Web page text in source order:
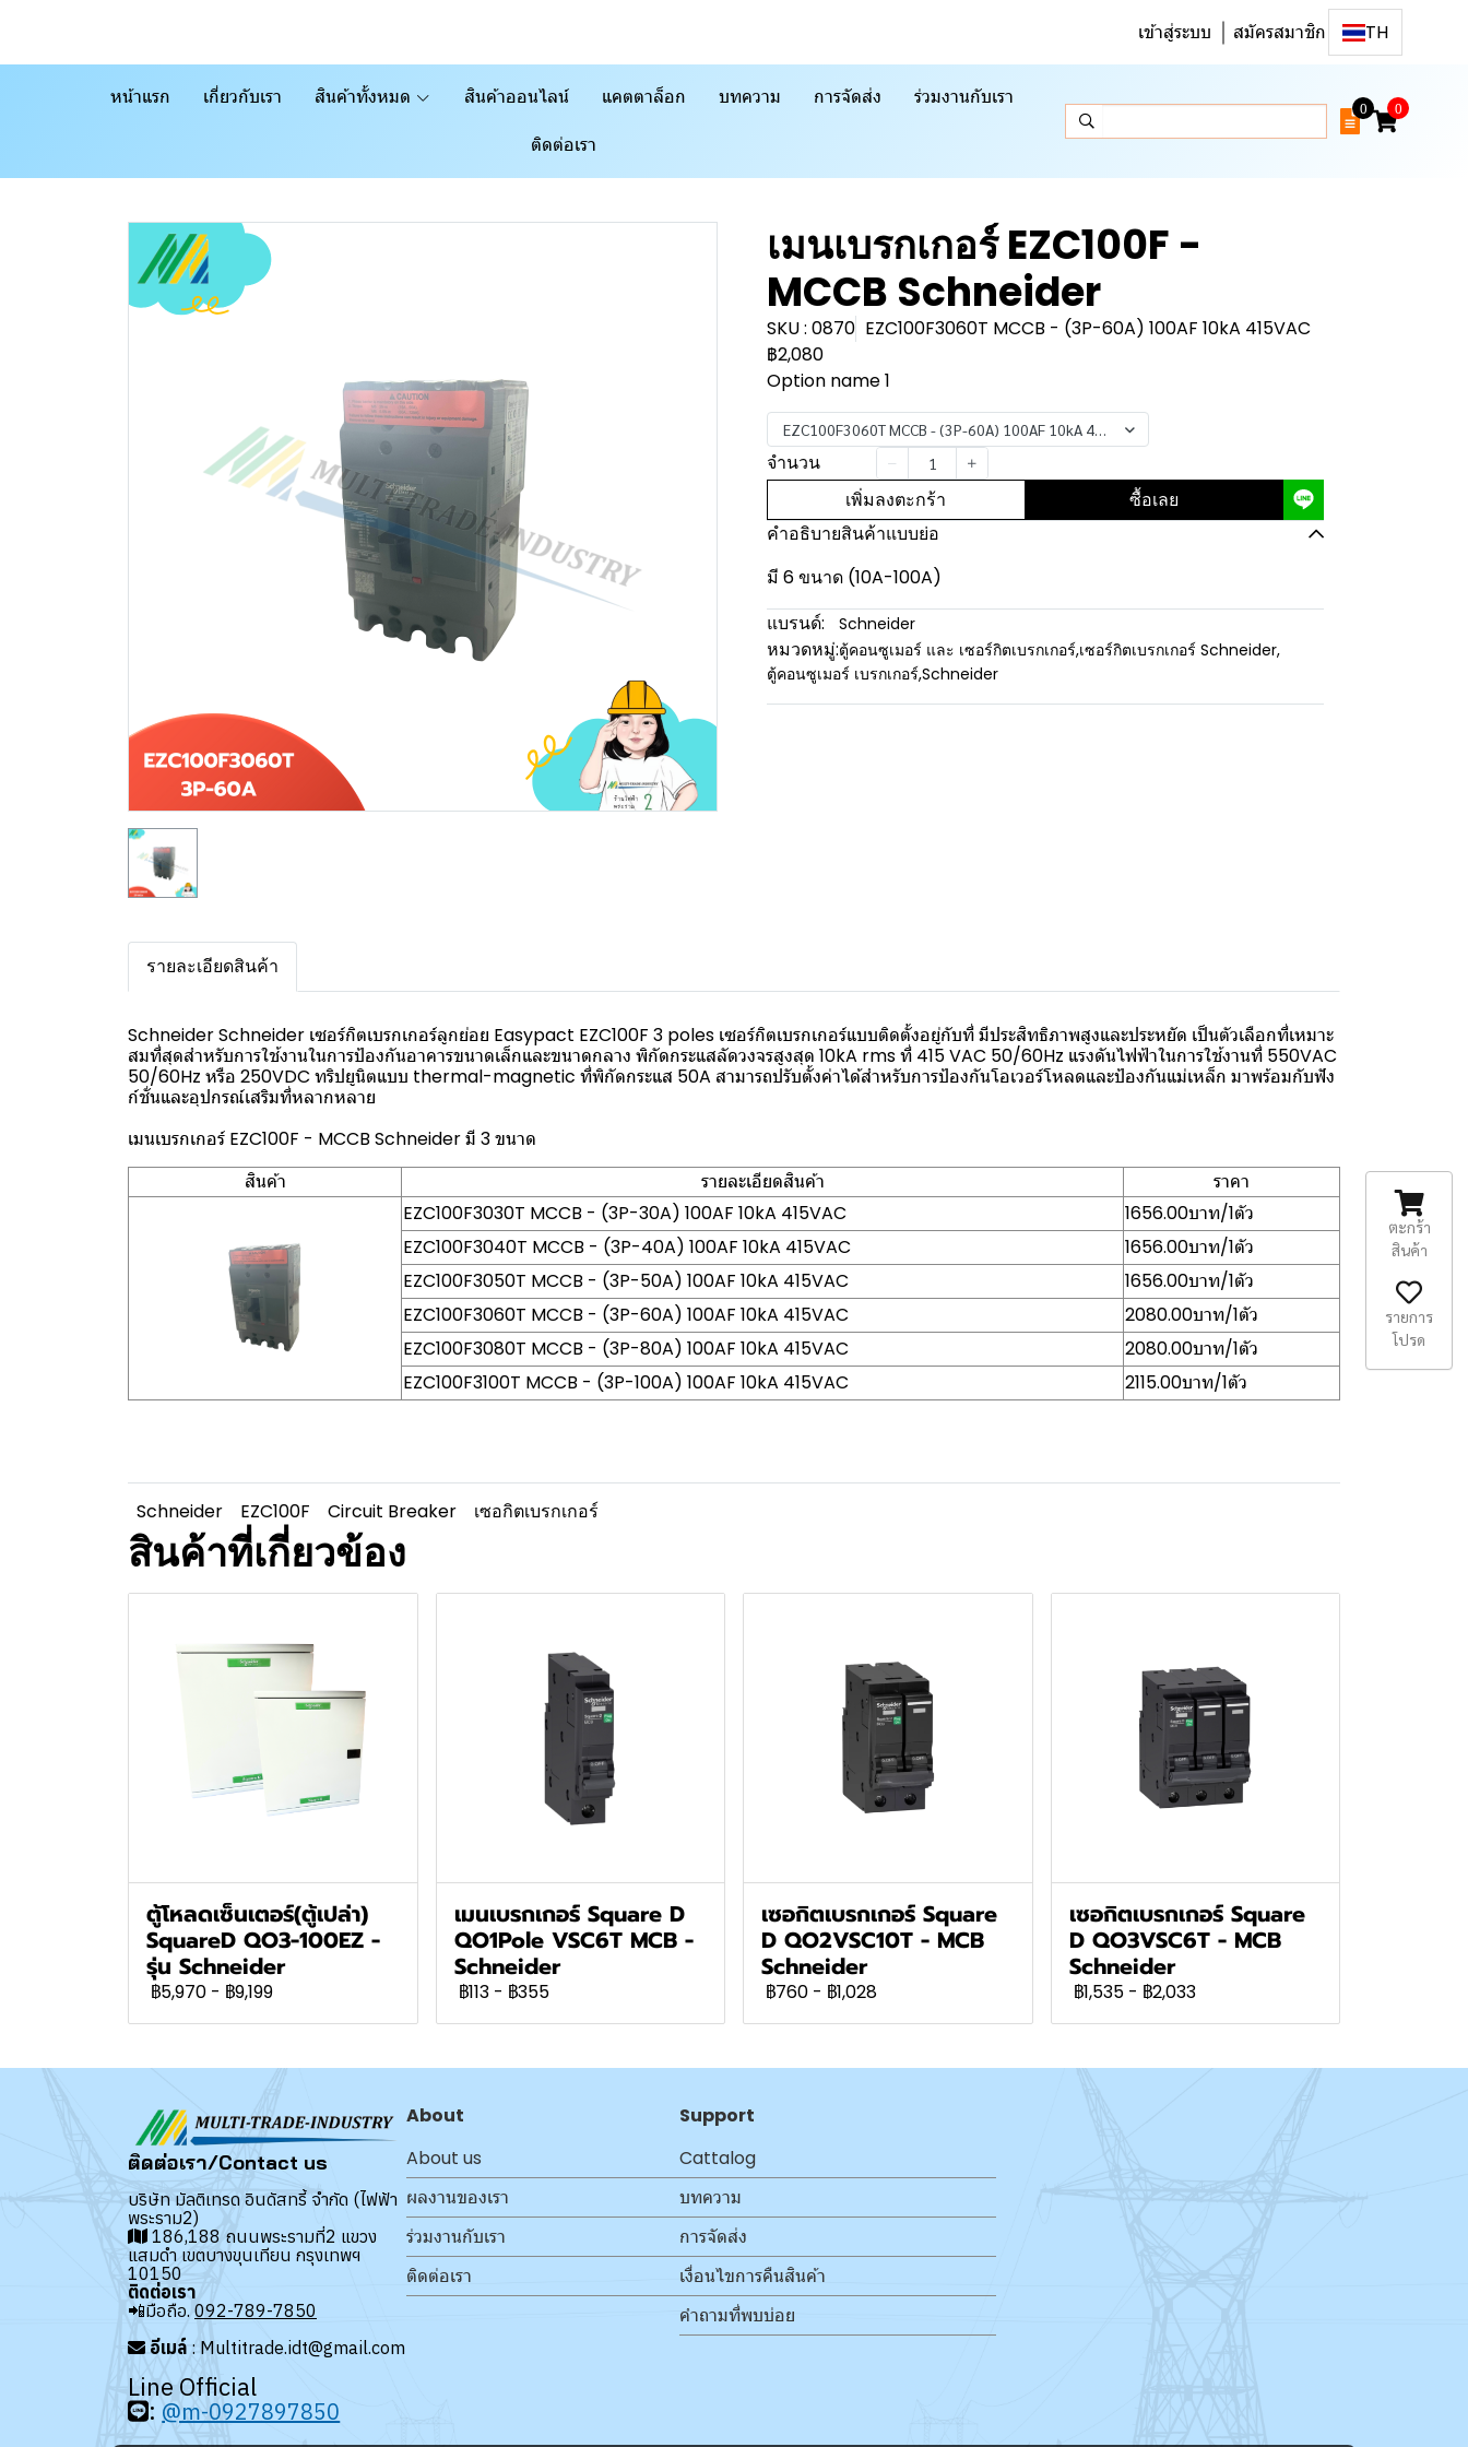
เข้าสู่ระบบ สมัครสมาชิก TH
หน้าแรก เกี่ยวกับเรา สินค้าทั้งหมด สินค้าออนไลน์ แคตตาล็อก บทความ การจัดส่ง ร่วมงานกับเรา
ติดต่อเรา
0 0
เมนเบรกเกอร์ EZC100F -
MCCB Schneider
SKU : 0870 EZC100F3060T MCCB - (3P-60A) 100AF 10kA 415VAC
฿2,080
Option name 1
EZC100F3060T MCCB - (3P-60A) 100AF 10kA 415VAC
จำนวน
เพิ่มลงตะกร้า ซื้อเลย
คำอธิบายสินค้าแบบย่อ
มี 6 ขนาด (10A-100A)
แบรนด์:
Schneider
หมวดหมู่:ตู้คอนซูเมอร์ และ เซอร์กิตเบรกเกอร์,เซอร์กิตเบรกเกอร์ Schneider,
ตู้คอนซูเมอร์ เบรกเกอร์,Schneider
รายละเอียดสินค้า
Schneider Schneider เซอร์กิตเบรกเกอร์ลูกย่อย Easypact EZC100F 3 poles เซอร์กิตเบรกเกอร์แบบติดตั้งอยู่กับที่ มีประสิทธิภาพสูงและประหยัด เป็นตัวเลือกที่เหมาะ
สมที่สุดสำหรับการใช้งานในการป้องกันอาคารขนาดเล็กและขนาดกลาง พิกัดกระแสลัดวงจรสูงสุด 10kA rms ที่ 415 VAC 50/60Hz แรงดันไฟฟ้าในการใช้งานที่ 550VAC
50/60Hz หรือ 250VDC ทริปยูนิตแบบ thermal-magnetic ที่พิกัดกระแส 50A สามารถปรับตั้งค่าได้สำหรับการป้องกันโอเวอร์โหลดและป้องกันแม่เหล็ก มาพร้อมกับฟัง
ก์ชั่นและอุปกรณ์เสริมที่หลากหลาย
เมนเบรกเกอร์ EZC100F - MCCB Schneider มี 3 ขนาด
สินค้า
รายละเอียดสินค้า
ราคา
EZC100F3030T MCCB - (3P-30A) 100AF 10kA 415VAC
1656.00บาท/1ตัว
EZC100F3040T MCCB - (3P-40A) 100AF 10kA 415VAC
1656.00บาท/1ตัว
EZC100F3050T MCCB - (3P-50A) 100AF 10kA 415VAC
1656.00บาท/1ตัว
EZC100F3060T MCCB - (3P-60A) 100AF 10kA 415VAC
2080.00บาท/1ตัว
EZC100F3080T MCCB - (3P-80A) 100AF 10kA 415VAC
2080.00บาท/1ตัว
EZC100F3100T MCCB - (3P-100A) 100AF 10kA 415VAC
2115.00บาท/1ตัว
Schneider EZC100F Circuit Breaker เซอกิตเบรกเกอร์
สินค้าที่เกี่ยวข้อง
ตู้โหลดเซ็นเตอร์(ตู้เปล่า)
SquareD QO3-100EZ -
รุ่น Schneider
฿5,970 - ฿9,199
เมนเบรกเกอร์ Square D
QO1Pole VSC6T MCB -
Schneider
฿113 - ฿355
เซอกิตเบรกเกอร์ Square
D QO2VSC10T - MCB
Schneider
฿760 - ฿1,028
เซอกิตเบรกเกอร์ Square
D QO3VSC6T - MCB
Schneider
฿1,535 - ฿2,033
ติดต่อเรา/Contact us
บริษัท มัลติเทรด อินดัสทรี้ จำกัด (ไฟฟ้า
พระราม2)
186,188 ถนนพระรามที่2 แขวง
แสมดำ เขตบางขุนเทียน กรุงเทพฯ
10150
ติดต่อเรา
📲มือถือ. 092-789-7850
อีเมล์ : Multitrade.idt@gmail.com
Line Official
: @m-0927897850
About
About us
ผลงานของเรา
ร่วมงานกับเรา
ติดต่อเรา
Support
Cattalog
บทความ
การจัดส่ง
เงื่อนไขการคืนสินค้า
คำถามที่พบบ่อย
ตะกร้า
สินค้า
รายการ
โปรด